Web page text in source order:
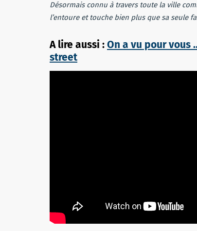
Désormais connu à travers toute la ville
l’entoure et touche bien plus que sa seule
A lire aussi :On a vu pour vous
street